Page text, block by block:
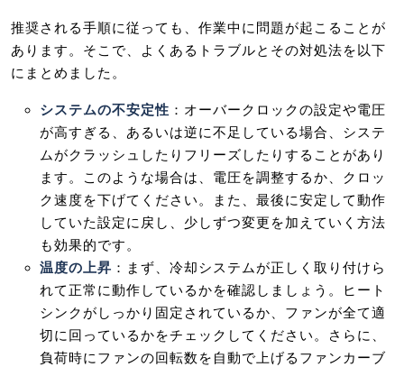
推奨される手順に従っても、作業中に問題が起こることが
あります。そこで、よくあるトラブルとその対処法を以下
にまとめました。
システムの不安定性 ：オーバークロックの設定や電圧
が高すぎる、あるいは逆に不足している場合、システ
ムがクラッシュしたりフリーズしたりすることがあり
ます。このような場合は、電圧を調整するか、クロッ
ク速度を下げてください。また、最後に安定して動作
していた設定に戻し、少しずつ変更を加えていく方法
も効果的です。
温度の上昇 ：まず、冷却システムが正しく取り付けら
れて正常に動作しているかを確認しましょう。ヒート
シンクがしっかり固定されているか、ファンが全て適
切に回っているかをチェックしてください。さらに、
負荷時にファンの回転数を自動で上げるファンカーブ